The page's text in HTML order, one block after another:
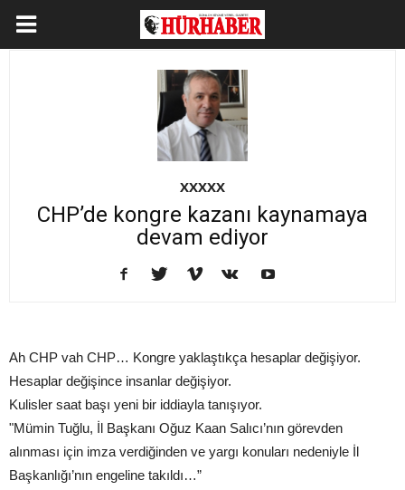
XXXXX
CHP’de kongre kazanı kaynamaya
devam ediyor
Ah CHP vah CHP… Kongre yaklaştıkça hesaplar değişiyor.
Hesaplar değişince insanlar değişiyor.
Kulisler saat başı yeni bir iddiayla tanışıyor.
"Mümin Tuğlu, İl Başkanı Oğuz Kaan Salıcı’nın görevden
alınması için imza verdiğinden ve yargı konuları nedeniyle İl
Başkanlığı’nın engeline takıldı…”